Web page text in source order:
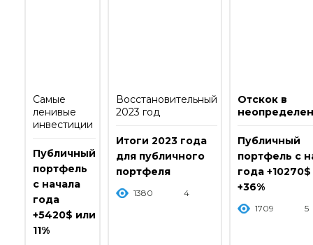
Самые
ленивые
инвестиции
Публичный
портфель
с начала
года
+5420$ или
11%
Восстановительный
2023 год
Итоги 2023 года
для публичного
портфеля
1380 4
Отскок в
Публичный
портфель с
года
+36%
1709 5